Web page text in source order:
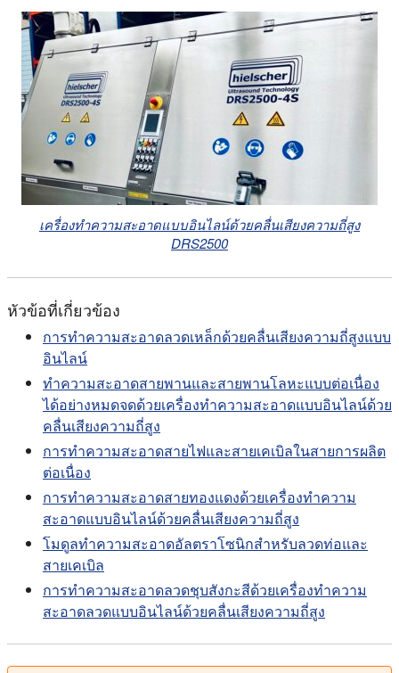
เครื่องทำความสะอาดแบบอินไลน์ด้วยคลื่นเสียงความถี่สูง
DRS2500
หัวข้อที่เกี่ยวข้อง
การทำความสะอาดลวดเหล็กด้วยคลื่นเสียงความถี่สูงแบบ
อินไลน์
ทำความสะอาดสายพานและสายพานโลหะแบบต่อเนื่อง
ได้อย่างหมดจดด้วยเครื่องทำความสะอาดแบบอินไลน์ด้วย
คลื่นเสียงความถี่สูง
การทำความสะอาดสายไฟและสายเคเบิลในสายการผลิต
ต่อเนื่อง
การทำความสะอาดสายทองแดงด้วยเครื่องทำความ
สะอาดแบบอินไลน์ด้วยคลื่นเสียงความถี่สูง
โมดูลทําความสะอาดอัลตราโซนิกสําหรับลวดท่อและ
สายเคเบิล
การทำความสะอาดลวดชุบสังกะสีด้วยเครื่องทำความ
สะอาดลวดแบบอินไลน์ด้วยคลื่นเสียงความถี่สูง